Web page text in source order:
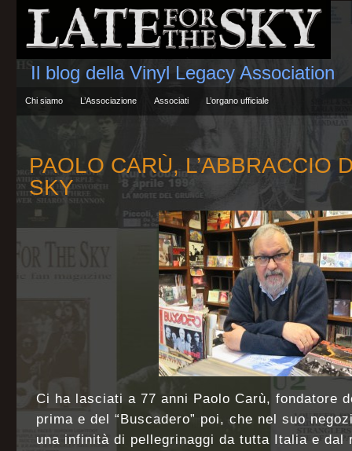
Il blog della Vinyl Legacy Association
Chi siamo L’Associazione Associati L’organo ufficiale
PAOLO CARÙ, L’ABBRACCIO
SKY
Ci ha lasciati a 77 anni Paolo Carù, fondatore
prima e del “Buscadero” poi, che nel suo
una infinità di pellegrinaggi da tutta Italia e dal